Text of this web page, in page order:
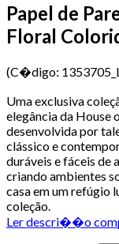
Papel de
Floral
(C�digo:
Uma exclusiva
elegância da House
desenvolvida por
clássico e
duráveis e fáceis de
criando ambientes
casa em um refúgio
coleção.
Ler descri��o